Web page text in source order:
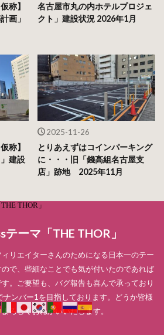
称】
画」
名古屋市丸の内ホテルプロジェ
クト」建設状況 2026年1月
称】
建設
2025-11-26
とりあえずはコインパーキング
に・・・旧「錢高組名古屋支
店」跡地 2025年11月
ーマ「THE THOR」
リエイターさんのためになる日本一のテー
で、些細なことでも気が付いたのであれば
。ご要望も、バグ報告も喜んで承っており
ナンバー1を目指しております。どうか皆様
ろしくおねがいいたします。